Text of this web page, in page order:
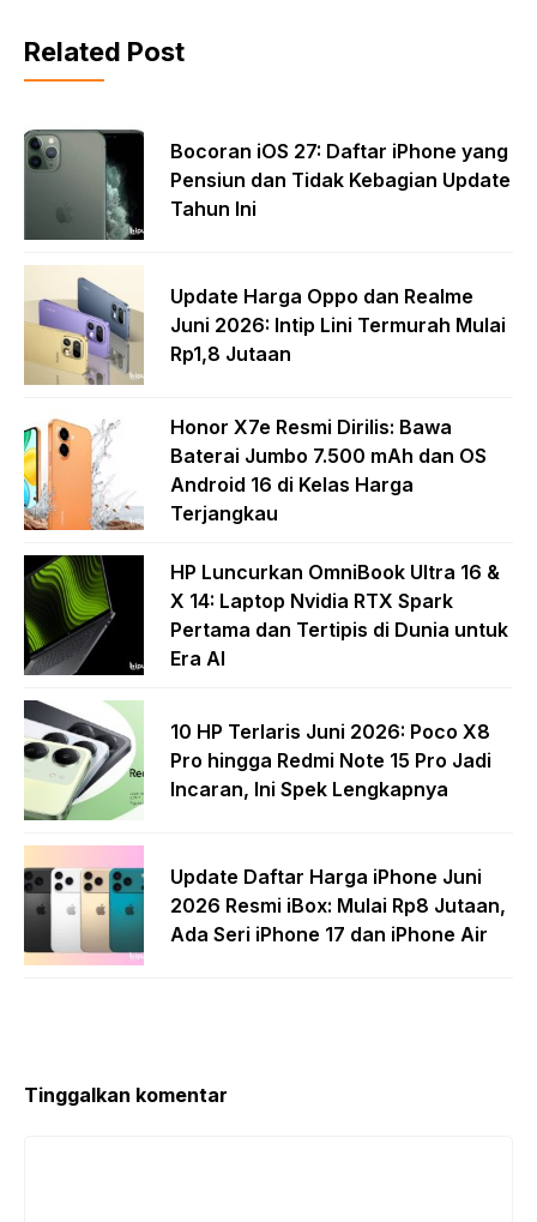
Related Post
Bocoran iOS 27: Daftar iPhone yang
Pensiun dan Tidak Kebagian Update
Tahun Ini
Update Harga Oppo dan Realme
Juni 2026: Intip Lini Termurah Mulai
Rp1,8 Jutaan
Honor X7e Resmi Dirilis: Bawa
Baterai Jumbo 7.500 mAh dan OS
Android 16 di Kelas Harga
Terjangkau
HP Luncurkan OmniBook Ultra 16 &
X 14: Laptop Nvidia RTX Spark
Pertama dan Tertipis di Dunia untuk
Era AI
10 HP Terlaris Juni 2026: Poco X8
Pro hingga Redmi Note 15 Pro Jadi
Incaran, Ini Spek Lengkapnya
Update Daftar Harga iPhone Juni
2026 Resmi iBox: Mulai Rp8 Jutaan,
Ada Seri iPhone 17 dan iPhone Air
Tinggalkan komentar